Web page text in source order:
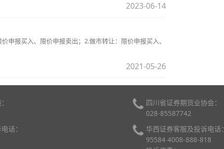
2023-06-14
申报买入、限价申报卖出；2.做市转让：限价申报买入、
2021-05-26
话：
四川省证券期货业协会：
028-85587742
华西证券客服及投诉电话：
95584 4008-888-818